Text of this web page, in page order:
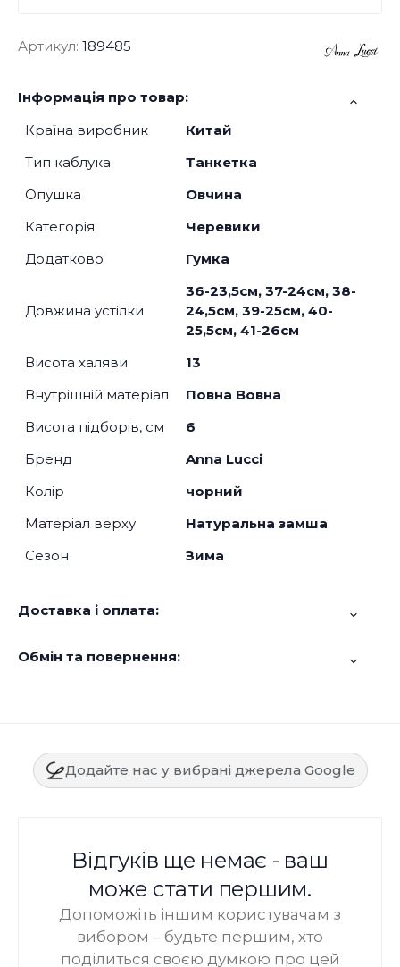
Артикул: 189485
Інформація про товар:
Країна виробник
Китай
Тип каблука
Танкетка
Опушка
Овчина
Категорія
Черевики
Додатково
Гумка
Довжина устілки
36-23,5см, 37-24см, 38-
24,5см, 39-25см, 40-
25,5см, 41-26см
Висота халяви
13
Внутрішній матеріал
Повна Вовна
Висота підборів, см
6
Бренд
Anna Lucci
Колір
чорний
Матеріал верху
Натуральна замша
Сезон
Зима
Доставка і оплата:
Обмін та повернення:
Додайте нас у вибрані джерела Google
Відгуків ще немає - ваш
може стати першим.
Допоможіть іншим користувачам з
вибором – будьте першим, хто
поділиться своєю думкою про цей